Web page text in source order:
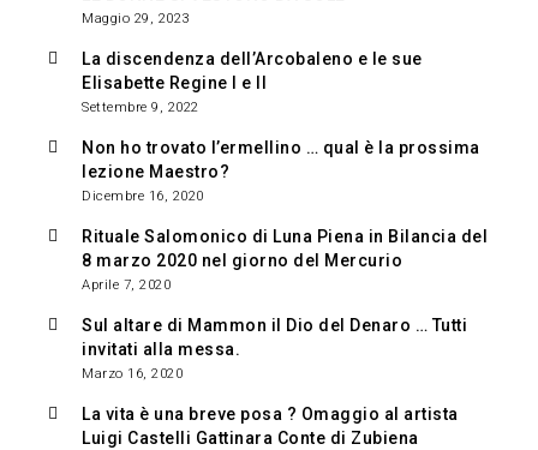
Maggio 29, 2023
La discendenza dell’Arcobaleno e le sue
Elisabette Regine I e II
Settembre 9, 2022
Non ho trovato l’ermellino … qual è la prossima
lezione Maestro?
Dicembre 16, 2020
Rituale Salomonico di Luna Piena in Bilancia del
8 marzo 2020 nel giorno del Mercurio
Aprile 7, 2020
Sul altare di Mammon il Dio del Denaro … Tutti
invitati alla messa.
Marzo 16, 2020
La vita è una breve posa ? Omaggio al artista
Luigi Castelli Gattinara Conte di Zubiena